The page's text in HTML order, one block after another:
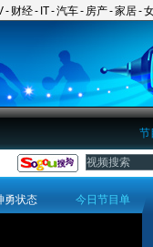
- 财经- IT-汽车- 房产-家居-
节
今日节目单
勇状态